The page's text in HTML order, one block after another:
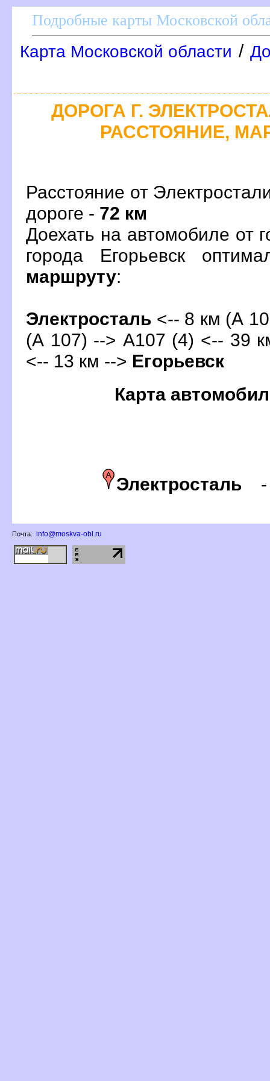
Подробные карты Московской
Карта Московской области /
ДОРОГА Г.
РАССТОЯНИЕ,
Расстояние от
дороге - 72 км
Доехать на автомобиле от
орода Егорьевск
маршруту:
Электросталь <-- 8 км (А
(А 107) --> А107 (4) <-- 39
<-- 13 км --> Егорьевск
Карта
Электросталь
Почта: info@moskva-obl.ru